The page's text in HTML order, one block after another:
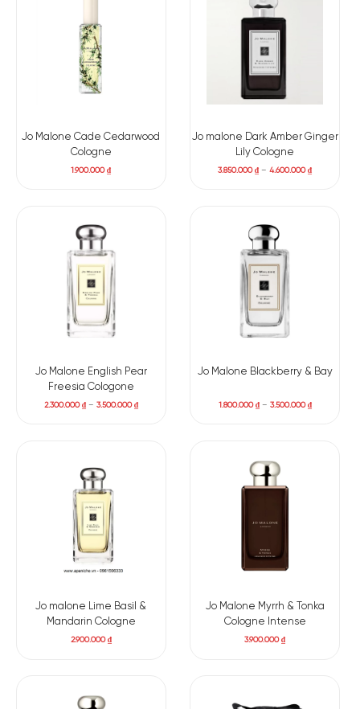
Jo Malone Cade Cedarwood
Cologne
1.900.000₫
Jo malone Dark Amber Ginger
Lily Cologne
3.850.000₫ –4.600.000₫
Jo Malone English Pear
Freesia Cologone
2.300.000₫– 3.500.000₫
Jo Malone Blackberry & Bay
1.800.000₫– 3.500.000₫
Jo malone Lime Basil &
Mandarin Cologne
2.900.000₫
Jo Malone Myrrh & Tonka
Cologne Intense
3.900.000₫